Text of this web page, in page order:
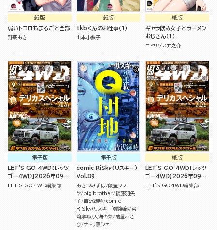
紙版
弱いトコロもまるごと全部
野萩あき
紙版
tkbくんのお仕事（１）
山本小鉄子
紙版
ギャラ飲み女子とラーメン
おじさん（１）
ロドリゲス井之介
電子版
LET'S GO 4WD【レッツ
ゴー４ＷＤ】2026年09月
号LET'S GO 4WD編集部
電子版
comic RiSky(リスキー)
Vol.89
あきつみずほ 飯星シン
ヤ
big brother 後藤羽矢
子 吉沢緑時 comic
RiSky（リスキー）編集部 宮
崎摩耶 天海杏菜 菊屋あさ
ひ ナトリ無シオ
紙版
LET'S GO 4WD【レッツ
ゴー４ＷＤ】2026年09月
号LET'S GO 4WD編集部